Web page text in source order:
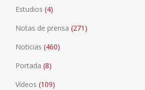
Estudios (4)
Notas de prensa (271)
Noticias (460)
Portada (8)
Vídeos (109)